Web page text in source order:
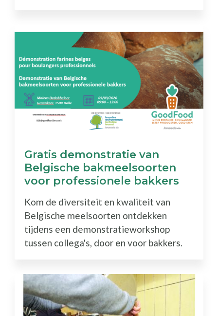
Gratis demonstratie van
Belgische bakmeelsoorten
voor professionele bakkers
Kom de diversiteit en kwaliteit van
Belgische meelsoorten ontdekken
tijdens een demonstratieworkshop
tussen collega's, door en voor bakkers.